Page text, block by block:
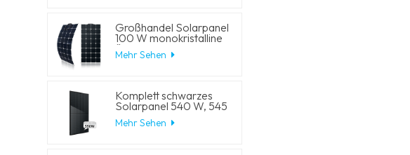
Großhandel Solarpanel
100 W monokristalline
flexible PV-
Solarmodule
Mehr Sehen
Komplett schwarzes
Solarpanel 540 W, 545
W, 550 W, 555 W,
Halbzellen-Solar-
Mehr Sehen